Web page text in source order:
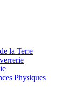
la Terre
Physiques